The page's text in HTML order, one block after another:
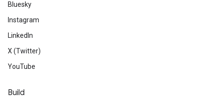
Bluesky
Instagram
LinkedIn
X (Twitter)
YouTube
Build